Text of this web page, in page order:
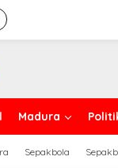
Madura
Sepakbola